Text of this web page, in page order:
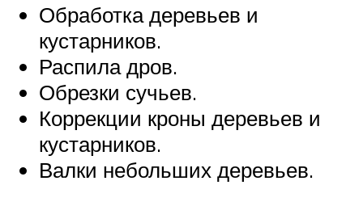
Обработка деревьев и
кустарников.
Распила дров.
Обрезки сучьев.
Коррекции кроны деревьев и
кустарников.
Валки небольших деревьев.